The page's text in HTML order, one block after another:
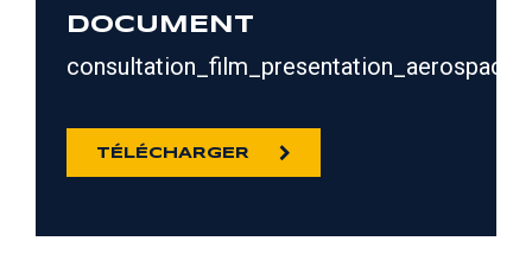
DOCUMENT
TÉLÉCHARGER